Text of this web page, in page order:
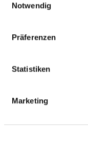
Notwendig
Präferenzen
Statistiken
Marketing
SPEECH
SPEECH